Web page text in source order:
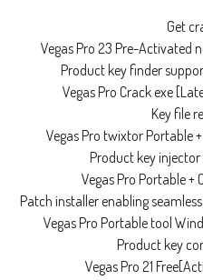
Get
Vegas Pro 23 Pre-Activated
Product key finder
Vegas Pro Crack exe
Key file
Vegas Pro twixtor Portable
Product key
Vegas Pro Portable +
Patch installer enabling
Vegas Pro Portable tool
Product key
Vegas Pro 21